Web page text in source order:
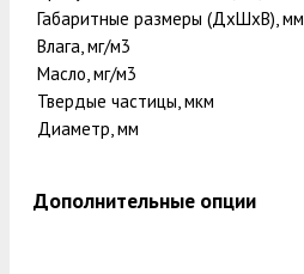
Габаритные размеры (ДxШxВ), мм
Влага, мг/м3
Масло, мг/м3
Твердые частицы, мкм
Диаметр, мм
Дополнительные опции